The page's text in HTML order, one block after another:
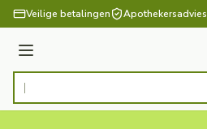
Ga naar de inhoud
Veilige betalingen Apothekersadvies
Menu
Product, merk, categorie...